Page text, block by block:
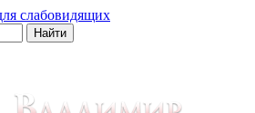
слабовидящих